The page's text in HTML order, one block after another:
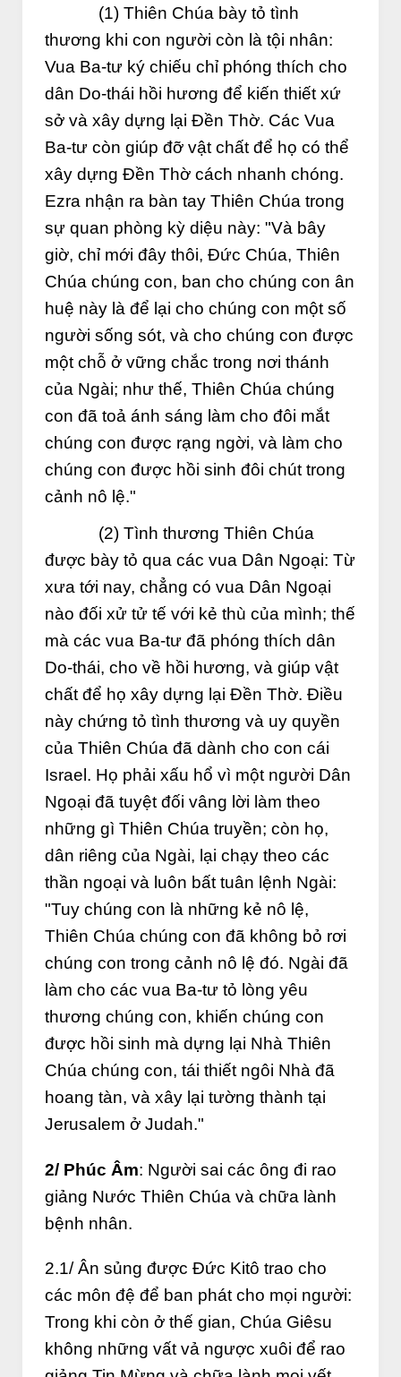
(1) Thiên Chúa bày tỏ tình
thương khi con người còn là tội nhân:
Vua Ba-tư ký chiếu chỉ phóng thích cho
dân Do-thái hồi hương để kiến thiết xứ
sở và xây dựng lại Đền Thờ. Các Vua
Ba-tư còn giúp đỡ vật chất để họ có thể
xây dựng Đền Thờ cách nhanh chóng.
Ezra nhận ra bàn tay Thiên Chúa trong
sự quan phòng kỳ diệu này: "Và bây
giờ, chỉ mới đây thôi, Đức Chúa, Thiên
Chúa chúng con, ban cho chúng con ân
huệ này là để lại cho chúng con một số
người sống sót, và cho chúng con được
một chỗ ở vững chắc trong nơi thánh
của Ngài; như thế, Thiên Chúa chúng
con đã toả ánh sáng làm cho đôi mắt
chúng con được rạng ngời, và làm cho
chúng con được hồi sinh đôi chút trong
cảnh nô lệ."
(2) Tình thương Thiên Chúa
được bày tỏ qua các vua Dân Ngoại: Từ
xưa tới nay, chẳng có vua Dân Ngoại
nào đối xử tử tế với kẻ thù của mình; thế
mà các vua Ba-tư đã phóng thích dân
Do-thái, cho về hồi hương, và giúp vật
chất để họ xây dựng lại Đền Thờ. Điều
này chứng tỏ tình thương và uy quyền
của Thiên Chúa đã dành cho con cái
Israel. Họ phải xấu hổ vì một người Dân
Ngoại đã tuyệt đối vâng lời làm theo
những gì Thiên Chúa truyền; còn họ,
dân riêng của Ngài, lại chạy theo các
thần ngoại và luôn bất tuân lệnh Ngài:
"Tuy chúng con là những kẻ nô lệ,
Thiên Chúa chúng con đã không bỏ rơi
chúng con trong cảnh nô lệ đó. Ngài đã
làm cho các vua Ba-tư tỏ lòng yêu
thương chúng con, khiến chúng con
được hồi sinh mà dựng lại Nhà Thiên
Chúa chúng con, tái thiết ngôi Nhà đã
hoang tàn, và xây lại tường thành tại
Jerusalem ở Judah."
2/ Phúc Âm: Người sai các ông đi rao
giảng Nước Thiên Chúa và chữa lành
bệnh nhân.
2.1/ Ân sủng được Đức Kitô trao cho
các môn đệ để ban phát cho mọi người:
Trong khi còn ở thế gian, Chúa Giêsu
không những vất vả ngược xuôi để rao